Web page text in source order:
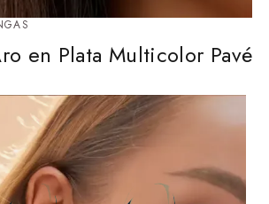
en Plata Multicolor Pavé